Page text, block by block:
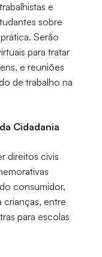
e
sobre
Serão
para tratar
e reuniões
de trabalho na
Cidadania
direitos civis
consumidor,
crianças, entre
para escolas